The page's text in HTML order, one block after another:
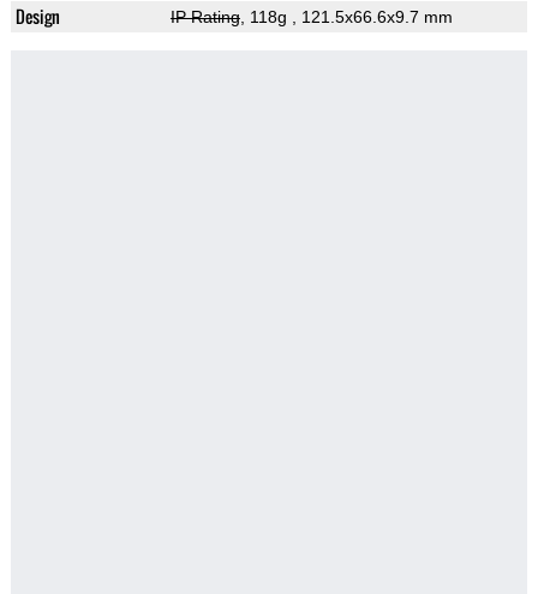
Design IP Rating, 118g , 121.5x66.6x9.7 mm